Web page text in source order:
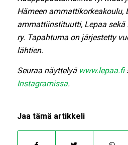
Hämeen ammattikorkeakoulu,
ammattiinstituutti, Lepaa sekä
ry. Tapahtuma on järjestetty
lähtien.
Seuraa näyttelyä www.lepaa.fi
Instagramissa.
Jaa tämä artikkeli